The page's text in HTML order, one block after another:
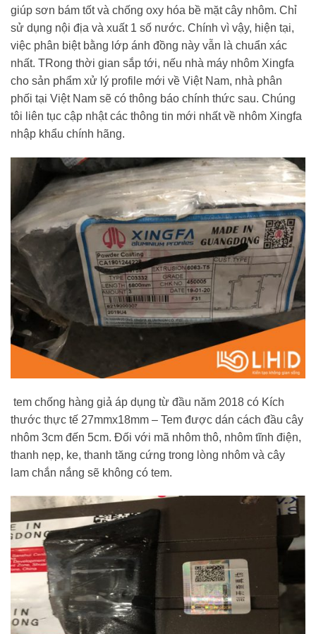
giúp sơn bám tốt và chống oxy hóa bề mặt cây nhôm. Chỉ
sử dụng nội địa và xuất 1 số nước. Chính vì vậy, hiện tại,
việc phân biệt bằng lớp ánh đồng này vẫn là chuẩn xác
nhất. TRong thời gian sắp tới, nếu nhà máy nhôm Xingfa
cho sản phẩm xử lý profile mới về Việt Nam, nhà phân
phối tại Việt Nam sẽ có thông báo chính thức sau. Chúng
tôi liên tục cập nhật các thông tin mới nhất về nhôm Xingfa
nhập khẩu chính hãng.
tem chống hàng giả áp dụng từ đầu năm 2018 có Kích
thước thực tế 27mmx18mm – Tem được dán cách đầu cây
nhôm 3cm đến 5cm. Đối với mã nhôm thô, nhôm tĩnh điện,
thanh nẹp, ke, thanh tăng cứng trong lòng nhôm và cây
lam chắn nắng sẽ không có tem.